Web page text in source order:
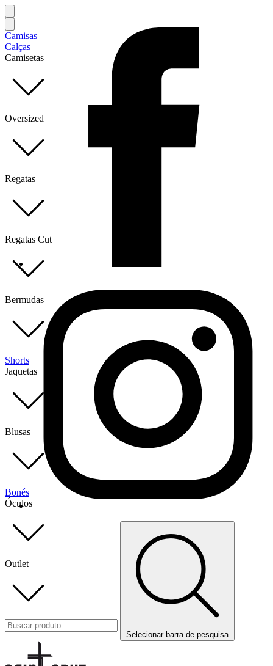
Camisas
Calças
Camisetas
Oversized
Regatas
Regatas Cut
Bermudas
Shorts
Jaquetas
Blusas
Bonés
Óculos
Outlet
Selecionar barra de pesquisa